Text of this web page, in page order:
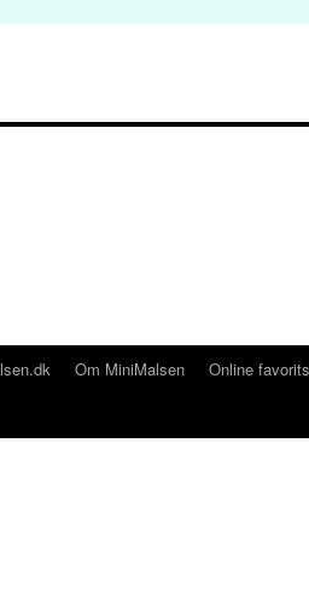
Om MiniMalsen Online